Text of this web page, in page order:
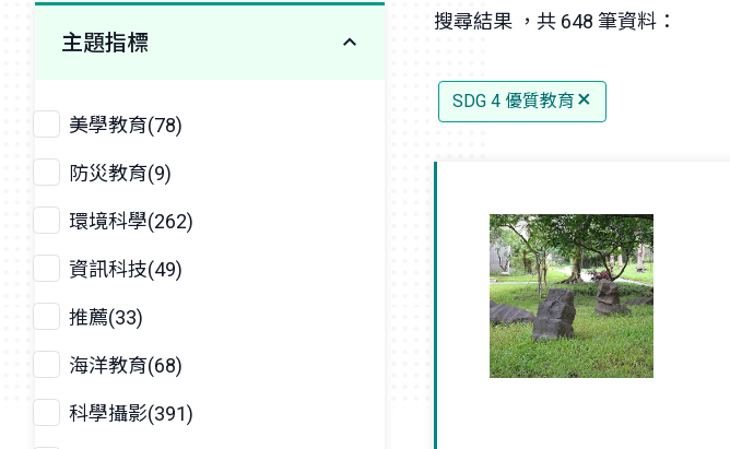
主題指標
美學教育(78)
防災教育(9)
環境科學(262)
資訊科技(49)
推薦(33)
海洋教育(68)
科學攝影(391)
搜尋結果 ，共 648 筆資料：
SDG 4 優質教育